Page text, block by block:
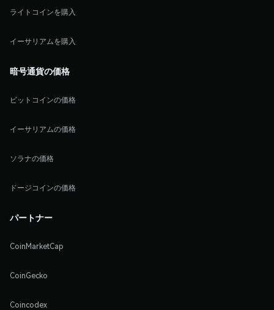
ライトコインを購入
イーサリアムを購入
暗号通貨の価格
ビットコインの価格
イーサリアムの価格
ソラナの価格
ドージコインの価格
パートナー
CoinMarketCap
CoinGecko
Coincodex